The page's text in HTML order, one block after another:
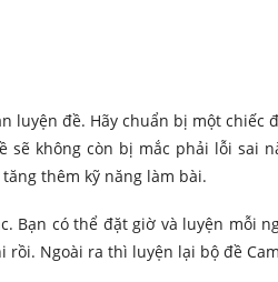
luyện đề. Hãy chuẩn bị một chiếc
sẽ không còn bị mắc phải lỗi sai
thêm kỹ năng làm bài.
Bạn có thể đặt giờ và luyện mỗi
Ngoài ra thì luyện lại bộ đề